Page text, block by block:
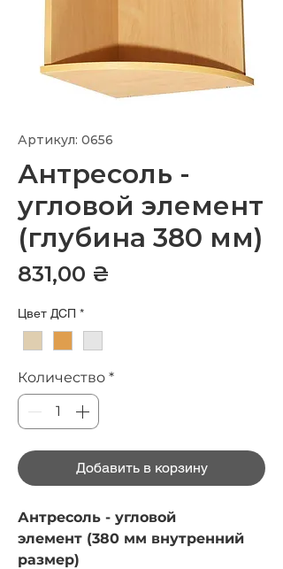
Артикул: 0656
Антресоль -
угловой элемент
(глубина 380 мм)
831,00 ₴
Цвет ДСП *
Количество *
Добавить в корзину
Антресоль - угловой
элемент (380 мм внутренний
размер)